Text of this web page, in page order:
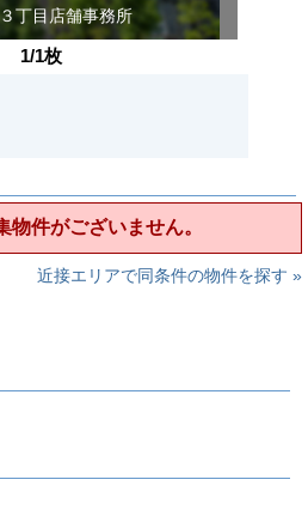
丁目店舗事務所
1/1枚
物件がございません。
近接エリアで同条件の物件を探す »